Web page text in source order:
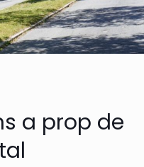
a prop de